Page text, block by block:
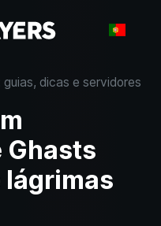
dicas e servidores
Ghasts
lágrimas